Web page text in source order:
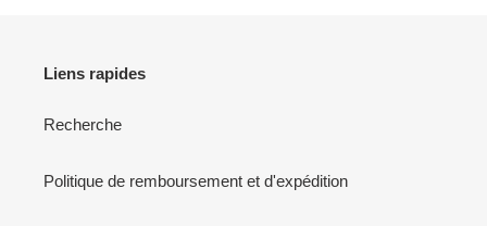
Liens rapides
Recherche
Politique de remboursement et d'expédition